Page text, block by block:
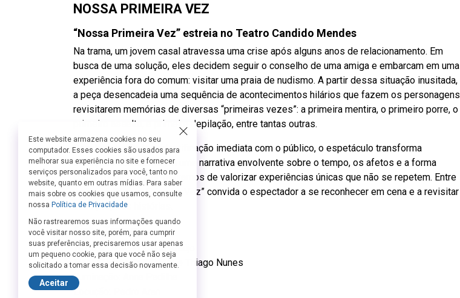
NOSSA PRIMEIRA VEZ
“Nossa Primeira Vez” estreia no Teatro Candido Mendes
Na trama, um jovem casal atravessa uma crise após alguns anos de relacionamento. Em
busca de uma solução, eles decidem seguir o conselho de uma amiga e embarcam em uma
experiência fora do comum: visitar uma praia de nudismo. A partir dessa situação inusitada,
a peça desencadeia uma sequência de acontecimentos hilários que fazem os personagens
revisitarem memórias de diversas “primeiras vezes”: a primeira mentira, o primeiro porre, o
primeiro assalto, a primeira depilação, entre tantas outras.
Com humor afiado e identificação imediata com o público, o espetáculo transforma
situações cotidianas em uma narrativa envolvente sobre o tempo, os afetos e a forma
como, muitas vezes, deixamos de valorizar experiências únicas que não se repetem. Entre
os risos, “Nossa Primeira Vez” convida o espectador a se reconhecer em cena e a revisitar
suas próprias histórias.
Ficha Técnica:
Texto e Direção: Cleto Araújo
Elenco: Laura Cattapreta e Thiago Nunes
Iluminação: Anna Padilha
Locução: Pedro Aran
Este website armazena cookies no seu
computador. Esses cookies são usados para
melhorar sua experiência no site e fornecer
serviços personalizados para você, tanto no
website, quanto em outras mídias. Para saber
mais sobre os cookies que usamos, consulte
nossa Política de Privacidade
Não rastrearemos suas informações quando
você visitar nosso site, porém, para cumprir
suas preferências, precisaremos usar apenas
um pequeno cookie, para que você não seja
solicitado a tomar essa decisão novamente.
Aceitar